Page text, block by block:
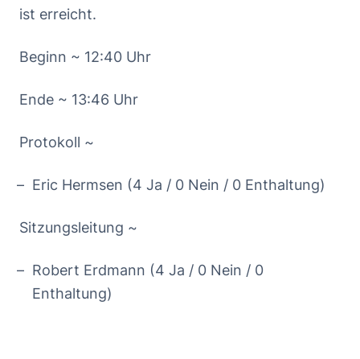
ist erreicht.
Beginn ~ 12:40 Uhr
Ende ~ 13:46 Uhr
Protokoll ~
Eric Hermsen (4 Ja / 0 Nein / 0 Enthaltung)
Sitzungsleitung ~
Robert Erdmann (4 Ja / 0 Nein / 0
Enthaltung)